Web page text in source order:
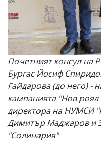
Почетният консул на
Бургас Йосиф
Гайдарова (до него) -
кампанията "Нов роял
директора на НУМСИ
Димитър Маджаров и
"Солинария"